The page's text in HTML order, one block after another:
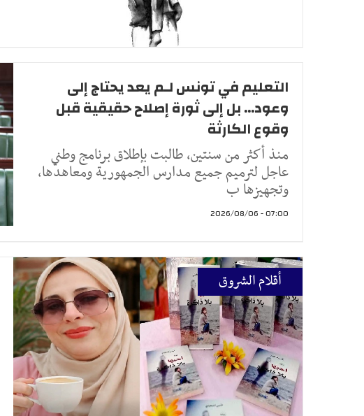
التعليم في تونس لـم يعد يحتاج إلى
وعود... بل إلى ثورة إصلاح حقيقية قبل
وقوع الكارثة
منذ أكثر من سنتين، طالبت بإطلاق برنامج وطني
عاجل لترميم جميع مدارس الجمهورية ومعاهدها،
وتجهيزها ب
07:00 - 2026/08/06
أقلام الشروق